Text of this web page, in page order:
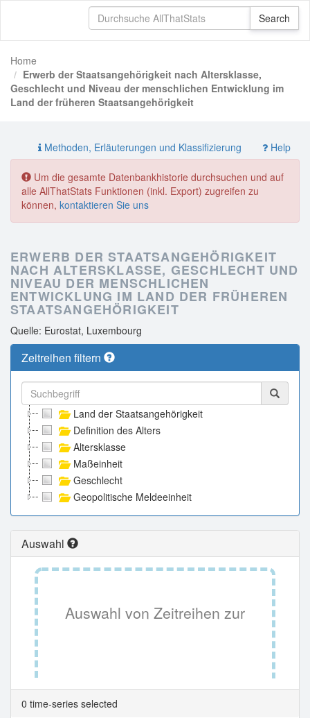
Home
Erwerb der Staatsangehörigkeit nach Altersklasse,
Geschlecht und Niveau der menschlichen Entwicklung im
Land der früheren Staatsangehörigkeit
Methoden, Erläuterungen und Klassifizierung Help
Um die gesamte Datenbankhistorie durchsuchen und auf
alle AllThatStats Funktionen (inkl. Export) zugreifen zu
können, kontaktieren Sie uns
ERWERB DER STAATSANGEHÖRIGKEIT
NACH ALTERSKLASSE, GESCHLECHT UND
NIVEAU DER MENSCHLICHEN
ENTWICKLUNG IM LAND DER FRÜHEREN
STAATSANGEHÖRIGKEIT
Quelle: Eurostat, Luxembourg
Zeitreihen filtern
Land der Staatsangehörigkeit
Definition des Alters
Altersklasse
Maßeinheit
Geschlecht
Geopolitische Meldeeinheit
Auswahl
Auswahl von Zeitreihen zur
Tabellenansicht.
0 time-series selected